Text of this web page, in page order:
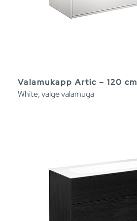
Valamukapp Artic – 120 cm
White, valge valamuga